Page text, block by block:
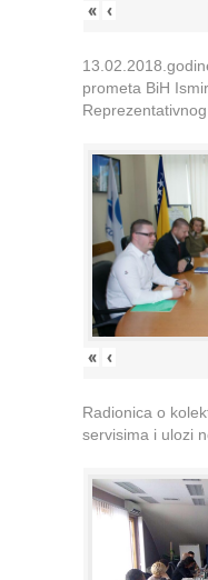
« ‹
prometa BiH
« ‹
Radionica o
servisima i ulozi